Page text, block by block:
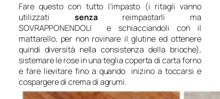
Fare questo con tutto l’impasto (i ritagli vanno
utilizzati senza reimpastarli ma
SOVRAPPONENDOLI e schiacciandoli con il
mattarello, per non rovinare il glutine ed ottenere
quindi diversità nella consistenza della brioche),
sistemare le rose in una teglia coperta di carta forno
e fare lievitare fino a quando inizino a toccarsi e
cospargere di crema di agrumi.